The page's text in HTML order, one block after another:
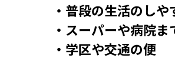
・普段の生活のしや
・スーパーや病院ま
・学区や交通の便